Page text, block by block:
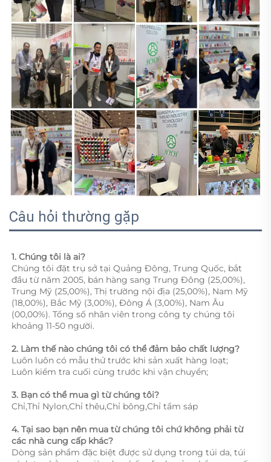
Câu hỏi thường gặp
1. Chúng tôi là ai?
Chúng tôi đặt trụ sở tại Quảng Đông, Trung Quốc, bắt
đầu từ năm 2005, bán hàng sang Trung Đông (25,00%),
Trung Mỹ (25,00%), Thị trường nội địa (25,00%), Nam Mỹ
(18,00%), Bắc Mỹ (3,00%), Đông Á (3,00%), Nam Âu
(00,00%). Tổng số nhân viên trong công ty chúng tôi
khoảng 11-50 người.
2. Làm thế nào chúng tôi có thể đảm bảo chất lượng?
Luôn luôn có mẫu thử trước khi sản xuất hàng loạt;
Luôn kiểm tra cuối cùng trước khi vận chuyển;
3. Bạn có thể mua gì từ chúng tôi?
Chỉ,Thỉ Nylon,Chỉ thêu,Chỉ bông,Chỉ tẩm sáp
4. Tại sao bạn nên mua từ chúng tôi chứ không phải từ
các nhà cung cấp khác?
Dòng sản phẩm đặc biệt được sử dụng trong túi da, túi